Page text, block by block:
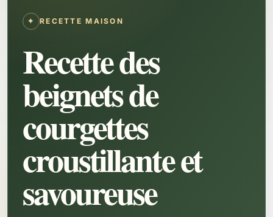
✦ RECETTE MAISON
Recette des
beignets de
courgettes
croustillante et
savoureuse